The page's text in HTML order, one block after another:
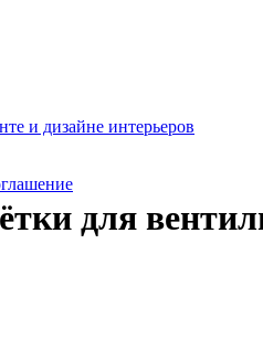
и дизайне интерьеров
для